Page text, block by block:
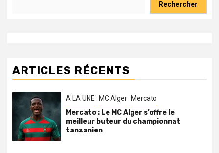
Rechercher
ARTICLES RÉCENTS
A LA UNE MC Alger Mercato
Mercato : Le MC Alger s’offre le
meilleur buteur du championnat
tanzanien